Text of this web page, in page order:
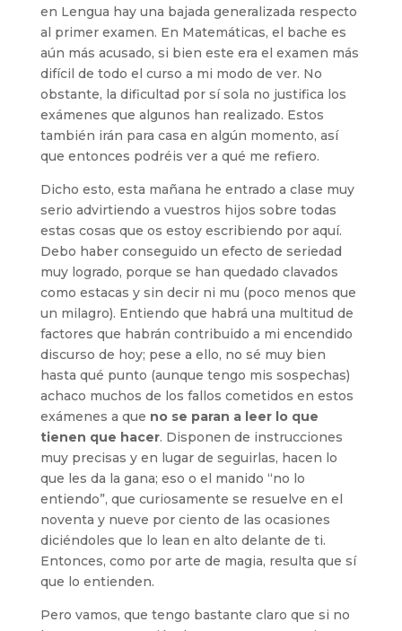
en Lengua hay una bajada generalizada respecto
al primer examen. En Matemáticas, el bache es
aún más acusado, si bien este era el examen más
difícil de todo el curso a mi modo de ver. No
obstante, la dificultad por sí sola no justifica los
exámenes que algunos han realizado. Estos
también irán para casa en algún momento, así
que entonces podréis ver a qué me refiero.
Dicho esto, esta mañana he entrado a clase muy
serio advirtiendo a vuestros hijos sobre todas
estas cosas que os estoy escribiendo por aquí.
Debo haber conseguido un efecto de seriedad
muy logrado, porque se han quedado clavados
como estacas y sin decir ni mu (poco menos que
un milagro). Entiendo que habrá una multitud de
factores que habrán contribuido a mi encendido
discurso de hoy; pese a ello, no sé muy bien
hasta qué punto (aunque tengo mis sospechas)
achaco muchos de los fallos cometidos en estos
exámenes a que no se paran a leer lo que
tienen que hacer. Disponen de instrucciones
muy precisas y en lugar de seguirlas, hacen lo
que les da la gana; eso o el manido “no lo
entiendo”, que curiosamente se resuelve en el
noventa y nueve por ciento de las ocasiones
diciéndoles que lo lean en alto delante de ti.
Entonces, como por arte de magia, resulta que sí
que lo entienden.
Pero vamos, que tengo bastante claro que si no